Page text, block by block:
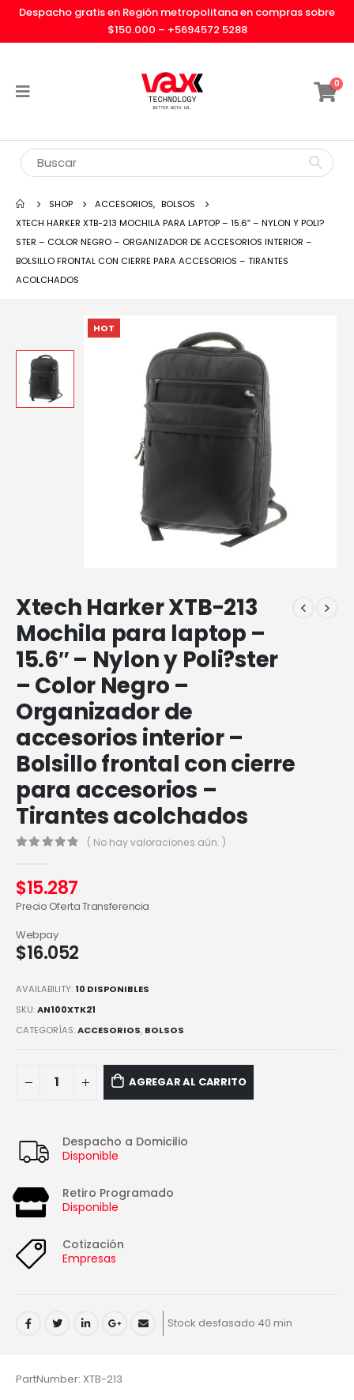
Despacho gratis en Región metropolitana en compras sobre
$150.000 – +5694572 5288
0
SHOP ACCESORIOS, BOLSOS
XTECH HARKER XTB-213 MOCHILA PARA LAPTOP – 15.6″ – NYLON Y POLI?
STER – COLOR NEGRO – ORGANIZADOR DE ACCESORIOS INTERIOR –
BOLSILLO FRONTAL CON CIERRE PARA ACCESORIOS – TIRANTES
ACOLCHADOS
HOT
Xtech Harker XTB-213
Mochila para laptop –
15.6″ – Nylon y Poli?ster
– Color Negro –
Organizador de
accesorios interior –
Bolsillo frontal con cierre
para accesorios –
Tirantes acolchados
( No hay valoraciones aún. )
$15.287
Precio Oferta Transferencia
$16.052
Webpay
AVAILABILITY:10 DISPONIBLES
SKU:AN100XTK21
CATEGORÍAS:ACCESORIOS, BOLSOS
AGREGAR AL CARRITO
Despacho a Domicilio
Disponible
Retiro Programado
Disponible
Cotización
Empresas
Stock desfasado 40 min
PartNumber: XTB-213